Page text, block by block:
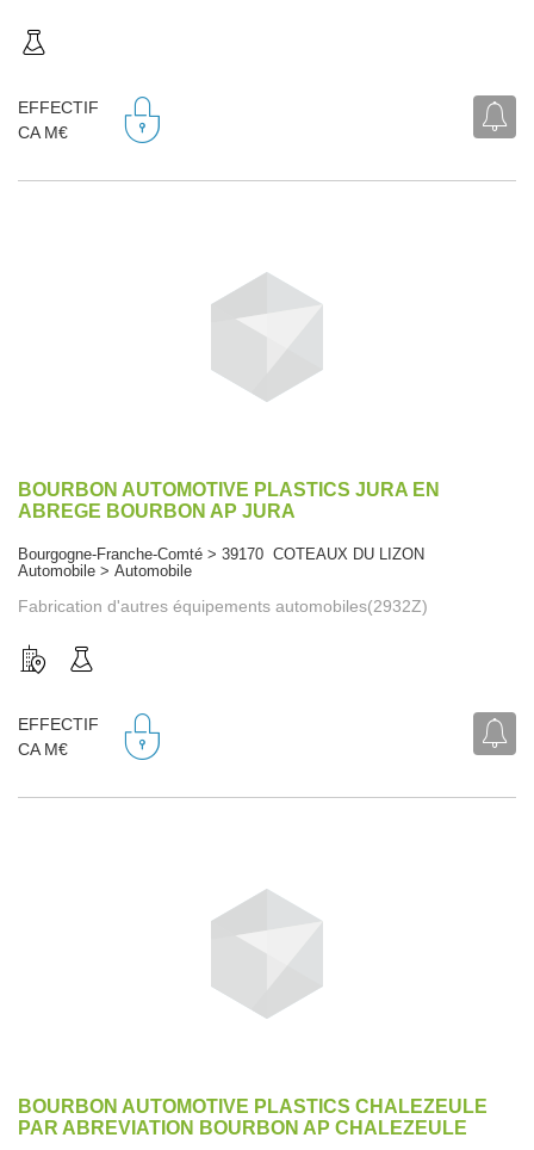
EFFECTIF
CA M€
BOURBON AUTOMOTIVE PLASTICS JURA EN
ABREGE BOURBON AP JURA
Bourgogne-Franche-Comté > 39170 COTEAUX DU LIZON
Automobile > Automobile
Fabrication d'autres équipements automobiles(2932Z)
EFFECTIF
CA M€
BOURBON AUTOMOTIVE PLASTICS CHALEZEULE
PAR ABREVIATION BOURBON AP CHALEZEULE